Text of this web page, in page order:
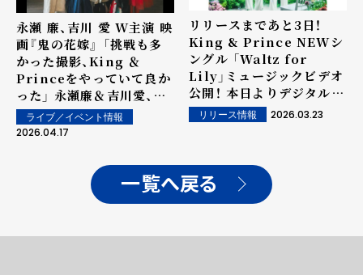
永瀬 廉、吉川 愛 W主演 映
画『鬼の花嫁』 「挑戦も多
かった撮影、King ＆
Princeをやっていて良か
った」 永瀬廉＆吉川愛、最
大の見せ場＜舞踏会ダンス
シーン＞ で揃ってクラン
顔の完走、クランクアップ
写真＆コメント到着
ライブ／イベント情報
2026.04.17
リリースまであと3日！
King & Prince NEWシ
ングル 「Waltz for
Lily」ミュージックビデオ
公開！ 本日よりデジタル先
行配信も開始！
リリース情報 2026.03.23
一覧へ戻る